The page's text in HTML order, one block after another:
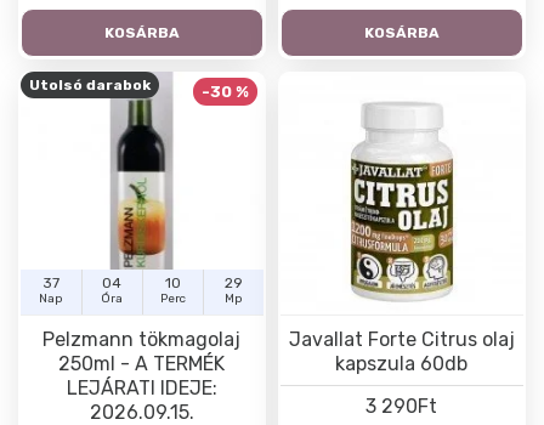
KOSÁRBA KOSÁRBA
Utolsó darabok -30 %
37
Nap
04
Óra
10
Perc
29
Mp
Pelzmann tökmagolaj
250ml - A TERMÉK
LEJÁRATI IDEJE:
2026.09.15.
Javallat Forte Citrus olaj
kapszula 60db
3 290Ft